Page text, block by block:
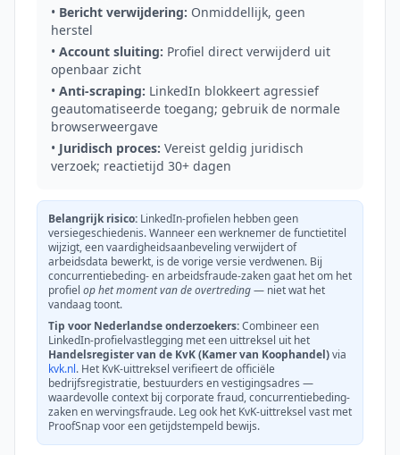
• Bericht verwijdering: Onmiddellijk, geen
herstel
• Account sluiting: Profiel direct verwijderd uit
openbaar zicht
• Anti-scraping: LinkedIn blokkeert agressief
geautomatiseerde toegang; gebruik de normale
browserweergave
• Juridisch proces: Vereist geldig juridisch
verzoek; reactietijd 30+ dagen
Belangrijk risico: LinkedIn-profielen hebben geen
versiegeschiedenis. Wanneer een werknemer de functietitel
wijzigt, een vaardigheidsaanbeveling verwijdert of
arbeidsdata bewerkt, is de vorige versie verdwenen. Bij
concurrentiebeding- en arbeidsfraude-zaken gaat het om het
profiel op het moment van de overtreding— niet wat het
vandaag toont.
Tip voor Nederlandse onderzoekers:Combineer een
LinkedIn-profielvastlegging met een uittreksel uit het
Handelsregister van de KvK (Kamer van Koophandel)via
kvk.nl. Het KvK-uittreksel verifieert de officiële
bedrijfsregistratie, bestuurders en vestigingsadres —
waardevolle context bij corporate fraud, concurrentiebeding-
zaken en wervingsfraude. Leg ook het KvK-uittreksel vast met
ProofSnap voor een getijdstempeld bewijs.